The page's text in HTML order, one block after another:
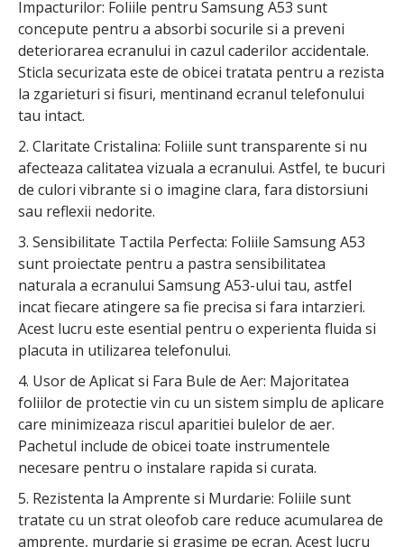
Impacturilor: Foliile pentru Samsung A53 sunt
concepute pentru a absorbi socurile si a preveni
deteriorarea ecranului in cazul caderilor accidentale.
Sticla securizata este de obicei tratata pentru a rezista
la zgarieturi si fisuri, mentinand ecranul telefonului
tau intact.
2. Claritate Cristalina: Foliile sunt transparente si nu
afecteaza calitatea vizuala a ecranului. Astfel, te bucuri
de culori vibrante si o imagine clara, fara distorsiuni
sau reflexii nedorite.
3. Sensibilitate Tactila Perfecta: Foliile Samsung A53
sunt proiectate pentru a pastra sensibilitatea
naturala a ecranului Samsung A53-ului tau, astfel
incat fiecare atingere sa fie precisa si fara intarzieri.
Acest lucru este esential pentru o experienta fluida si
placuta in utilizarea telefonului.
4. Usor de Aplicat si Fara Bule de Aer: Majoritatea
foliilor de protectie vin cu un sistem simplu de aplicare
care minimizeaza riscul aparitiei bulelor de aer.
Pachetul include de obicei toate instrumentele
necesare pentru o instalare rapida si curata.
5. Rezistenta la Amprente si Murdarie: Foliile sunt
tratate cu un strat oleofob care reduce acumularea de
amprente, murdarie si grasime pe ecran. Acest lucru